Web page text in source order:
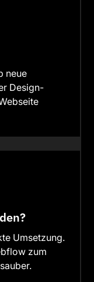
neue
Design-
Umsetzung.
zum